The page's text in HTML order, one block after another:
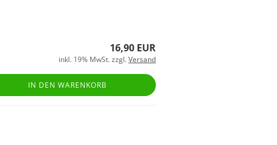
16,90 EUR
inkl. 19% MwSt. zzgl.Versand
IN DEN WARENKORB